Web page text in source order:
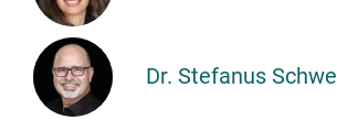
Sabine
Hoyer
Dr. Stefanus